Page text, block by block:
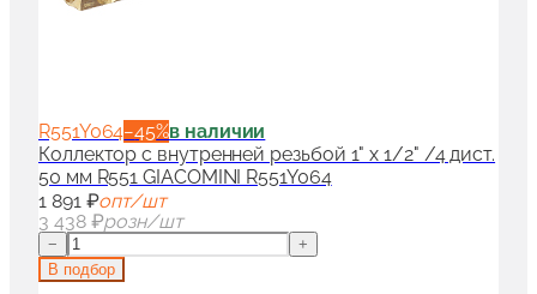
R551Y064−45%в наличии
Коллектор с внутренней резьбой 1" x 1/2" /4 дист.
50 мм R551 GIACOMINI R551Y064
1 891 ₽опт/шт
3 438 ₽розн/шт
−
+
В подбор